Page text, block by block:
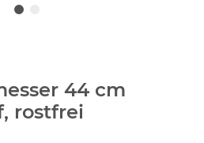
44 cm
rostfrei